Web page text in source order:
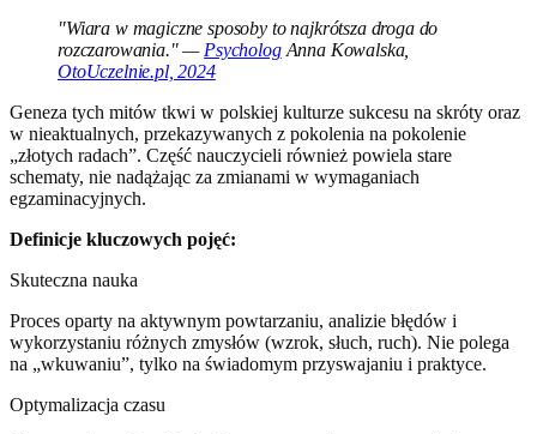
"Wiara w magiczne sposoby to najkrótsza droga do
rozczarowania." — PsychologAnna Kowalska,
OtoUczelnie.pl, 2024
Geneza tych mitów tkwi w polskiej kulturze sukcesu na skróty oraz
w nieaktualnych, przekazywanych z pokolenia na pokolenie
„złotych radach”. Część nauczycieli również powiela stare
schematy, nie nadążając za zmianami w wymaganiach
egzaminacyjnych.
Definicje kluczowych pojęć:
Skuteczna nauka
Proces oparty na aktywnym powtarzaniu, analizie błędów i
wykorzystaniu różnych zmysłów (wzrok, słuch, ruch). Nie polega
na „wkuwaniu”, tylko na świadomym przyswajaniu i praktyce.
Optymalizacja czasu